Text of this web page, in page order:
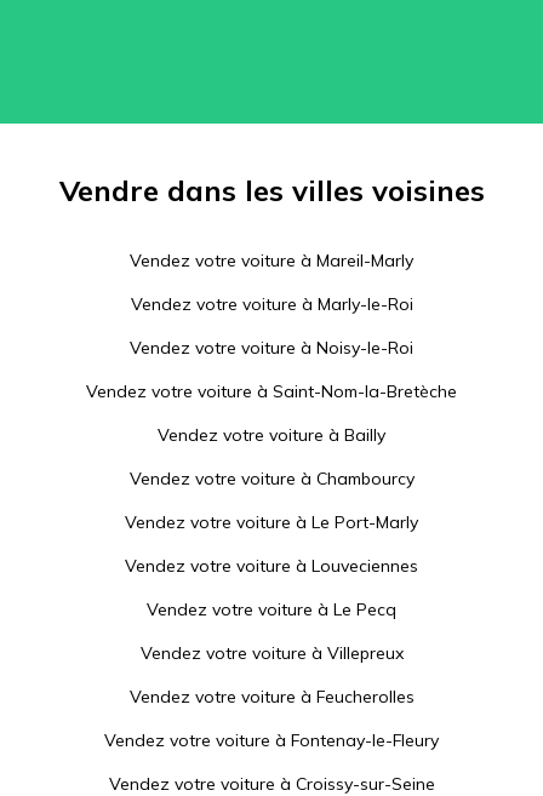
Vendre dans les villes voisines
Vendez votre voiture à Mareil-Marly
Vendez votre voiture à Marly-le-Roi
Vendez votre voiture à Noisy-le-Roi
Vendez votre voiture à Saint-Nom-la-Bretèche
Vendez votre voiture à Bailly
Vendez votre voiture à Chambourcy
Vendez votre voiture à Le Port-Marly
Vendez votre voiture à Louveciennes
Vendez votre voiture à Le Pecq
Vendez votre voiture à Villepreux
Vendez votre voiture à Feucherolles
Vendez votre voiture à Fontenay-le-Fleury
Vendez votre voiture à Croissy-sur-Seine